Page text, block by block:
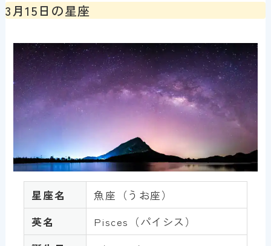
3月15日の星座
星座名
魚座（うお座）
英名
Pisces（パイシス）